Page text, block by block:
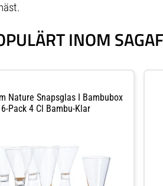
INOM
Nature Snapsglas I Bambubox
6-Pack 4 Cl Bambu-Klar